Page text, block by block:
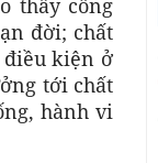
thấy công
đời; chất
điều kiện ở
tới chất
hành vi